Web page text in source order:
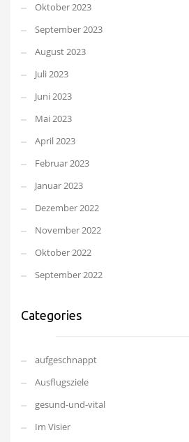
Oktober 2023
September 2023
August 2023
Juli 2023
Juni 2023
Mai 2023
April 2023
Februar 2023
Januar 2023
Dezember 2022
November 2022
Oktober 2022
September 2022
Categories
aufgeschnappt
Ausflugsziele
gesund-und-vital
Im Visier